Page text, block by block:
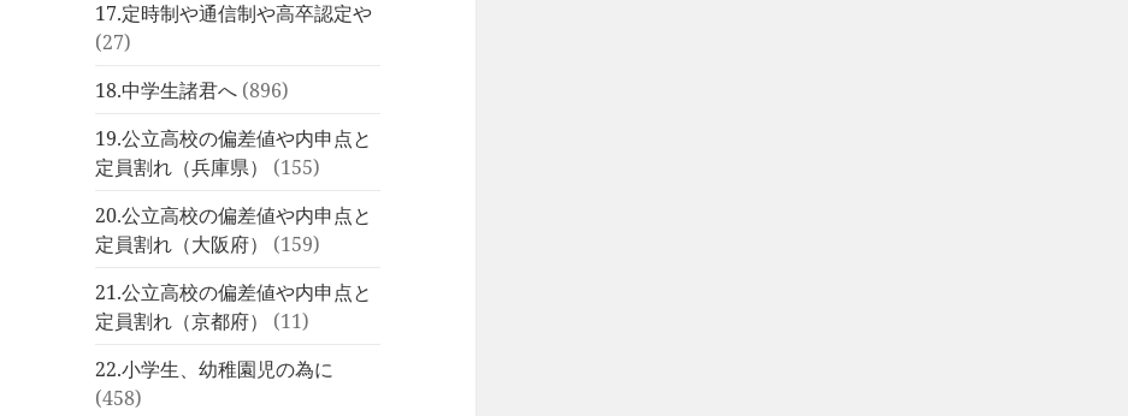
17.定時制や通信制や高卒認定や
(27)
18.中学生諸君へ (896)
19.公立高校の偏差値や内申点と
定員割れ（兵庫県）
(155)
20.公立高校の偏差値や内申点と
定員割れ（大阪府）
(159)
21.公立高校の偏差値や内申点と
定員割れ（京都府）
(11)
22.小学生、幼稚園児の為に
(458)